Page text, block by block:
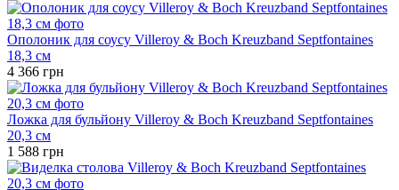
Ополоник для соусу Villeroy & Boch Kreuzband Septfontaines
18,3 см
4 366 грн
Ложка для бульйону Villeroy & Boch Kreuzband Septfontaines
20,3 см
1 588 грн